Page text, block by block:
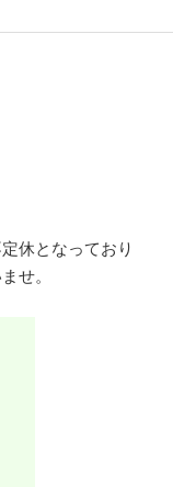
休となっており
せ。